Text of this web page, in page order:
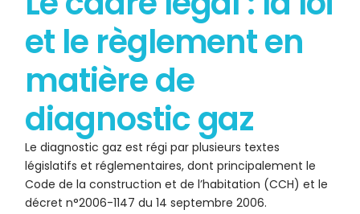
et le règlement en
matière de
diagnostic gaz
Le diagnostic gaz est régi par plusieurs textes
législatifs et réglementaires, dont principalement le
Code de la construction et de l’habitation (CCH) et le
décret n°2006-1147 du 14 septembre 2006.